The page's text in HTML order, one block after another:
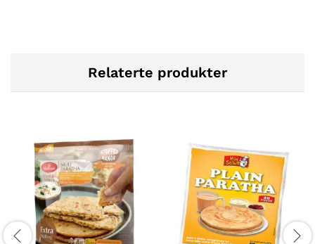
Relaterte produkter